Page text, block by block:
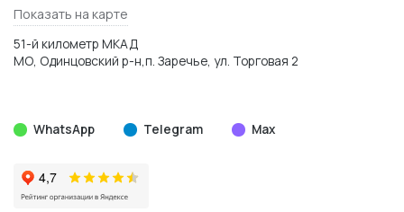
Показать на карте
51-й километр МКАД
МО, Одинцовский р-н,п. Заречье, ул. Торговая 2
WhatsApp Telegram Max